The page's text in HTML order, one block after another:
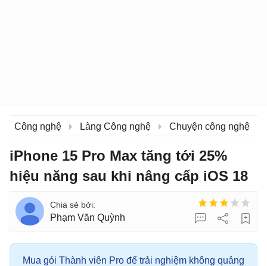
Công nghệ Làng Công nghệ Chuyện công nghệ
iPhone 15 Pro Max tăng tới 25%
hiệu năng sau khi nâng cấp iOS 18
Phạm Văn Quỳnh
Mua gói Thành viên Pro để trải nghiệm không quảng